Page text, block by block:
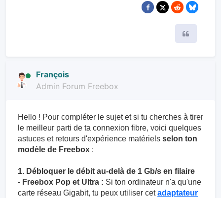
François
Admin Forum Freebox
Hello ! Pour compléter le sujet et si tu cherches à tirer
le meilleur parti de ta connexion fibre, voici quelques
astuces et retours d'expérience matériels selon ton
modèle de Freebox :
1. Débloquer le débit au-delà de 1 Gb/s en filaire
- Freebox Pop et Ultra : Si ton ordinateur n'a qu'une
carte réseau Gigabit, tu peux utiliser cetadaptateur